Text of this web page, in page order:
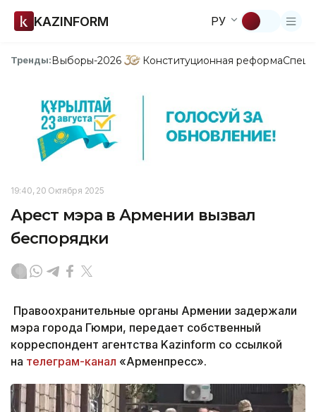
KAZINFORM РУ
Тренды:Выборы-2026 Конституционная реформа
19:40, 20 Октября 2025
Арест мэра в Армении вызвал
беспорядки
Правоохранительные органы Армении задержали
мэра города Гюмри, передает собственный
корреспондент агентства Kazinform со ссылкой
на телеграм-канал «Арменпресс».